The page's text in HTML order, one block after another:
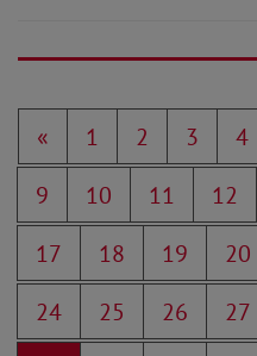
« 1 2 3 4
9
10 11 12
17
18 19 20
24
25 26 27